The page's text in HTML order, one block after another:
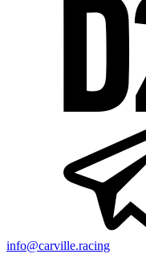
info@carville.racing